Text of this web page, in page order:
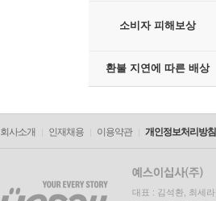
소비자 피해보상
환불 지연에 따른 배상
회사소개 인재채용 이용약관 개인정보처리방침
대표 : 김석환, 최세라